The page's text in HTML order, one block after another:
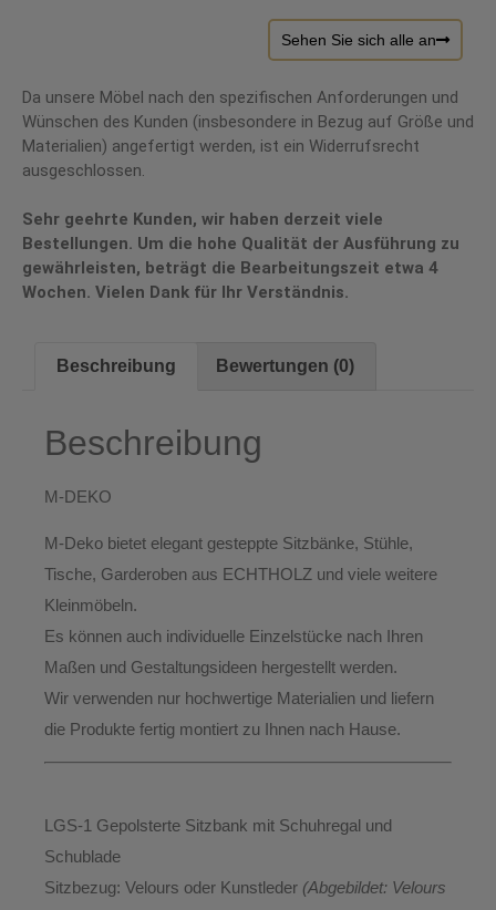
Sehen Sie sich alle an
Da unsere Möbel nach den spezifischen Anforderungen und
Wünschen des Kunden (insbesondere in Bezug auf Größe und
Materialien) angefertigt werden, ist ein Widerrufsrecht
ausgeschlossen.
Sehr geehrte Kunden, wir haben derzeit viele
Bestellungen. Um die hohe Qualität der Ausführung zu
gewährleisten, beträgt die Bearbeitungszeit etwa 4
Wochen. Vielen Dank für Ihr Verständnis.
Beschreibung Bewertungen (0)
Beschreibung
M-DEKO
M-Deko bietet elegant gesteppte Sitzbänke, Stühle,
Tische, Garderoben aus ECHTHOLZ und viele weitere
Kleinmöbeln.
Es können auch individuelle Einzelstücke nach Ihren
Maßen und Gestaltungsideen hergestellt werden.
Wir verwenden nur hochwertige Materialien und liefern
die Produkte fertig montiert zu Ihnen nach Hause.
LGS-1 Gepolsterte Sitzbank mit Schuhregal und
Schublade
Sitzbezug: Velours oder Kunstleder (Abgebildet: Velours